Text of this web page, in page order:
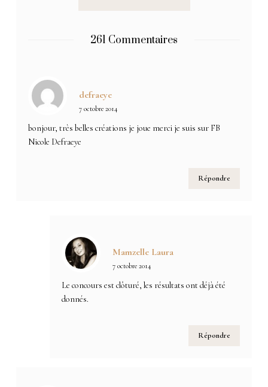
261 Commentaires
defraeye
7 octobre 2014
bonjour, très belles créations je joue merci je suis sur FB
Nicole Defraeye
Répondre
Mamzelle Laura
7 octobre 2014
Le concours est clôturé, les résultats ont déjà été
donnés.
Répondre